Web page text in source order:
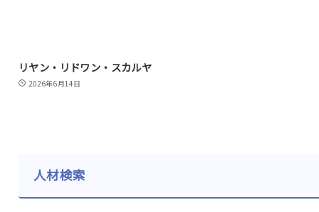
リヤン・リドワン・スカルヤ
2026年6月14日
人材検索